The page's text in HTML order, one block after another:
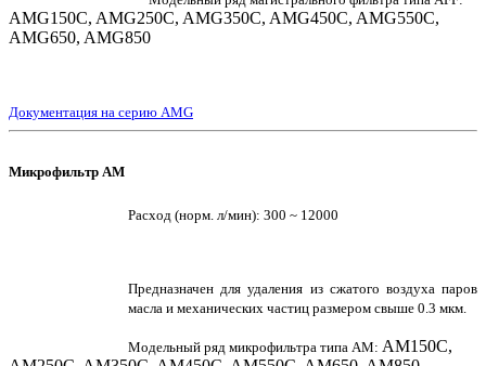
AMG150C, AMG250C, AMG350C, AMG450C, AMG550C,
AMG650, AMG850
Документация на серию AMG
Микрофильтр AM
Расход (норм. л/мин): 300 ~ 12000
Предназначен для удаления из сжатого воздуха паров
масла и механических частиц размером свыше 0.3 мкм.
Модельный ряд микрофильтра типа AM: AM150C,